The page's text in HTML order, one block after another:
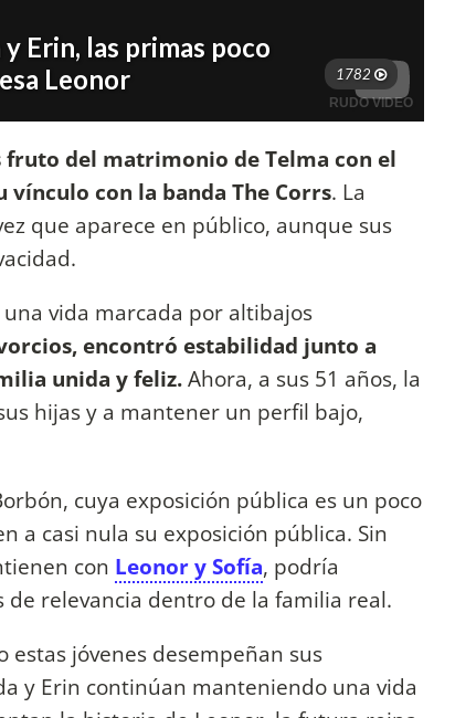
fruto del matrimonio de Telma con el
con la banda The Corrs. La
que aparece en público, aunque sus
vida marcada por altibajos
encontró estabilidad junto a
unida y feliz.Ahora, a sus 51 años, la
hijas y a mantener un perfil bajo,
cuya exposición pública es un poco
a casi nula su exposición pública. Sin
con Leonor y Sofía, podría
relevancia dentro de la familia real.
jóvenes desempeñan sus
y Erin continúan manteniendo una vida